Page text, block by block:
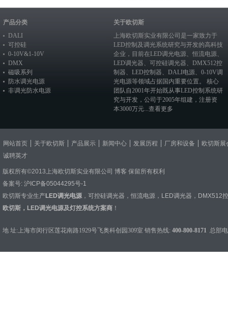
产品分类
DALI
可控硅
0-10V&1-10V
DMX
磁吸系列
防水调光电源
非调光防水电源
关于欧切斯
上海欧切斯实业有限公司是一家致力于
LED控制及调光系统研究与开发的高科技
企业，目前在LED调光电源、恒流电源、
LED调光器、 可控硅调光器、 DMX512控
制器、 LED控制器、 DALI电源、 0-10V调
光电源等领域占据国内重要位置。 核心
团队自2001年开始既从事LED控制系统研
究与开发，公司于2005年组建，注册资
本3000万元...查看更多
网站首页 关于欧切斯 产品展示 新闻中心 发展历程 厂房和设备
欧切斯展
诚聘英才
版权所有©2013上海欧切斯实业有限公司 博客 保留所有权利
备案号: 沪ICP备05044295号-1
欧切斯专业生产LED调光电源 ， 可控硅调光器 ， 恒流电源 ， LED调光器 ， DMX512
欧切斯，LED调光电源及灯控系统方案商 ！
地 址:上海市闵行区莲花南路1929号飞奥科创园309室 销售热线: 400-800-8171 总部